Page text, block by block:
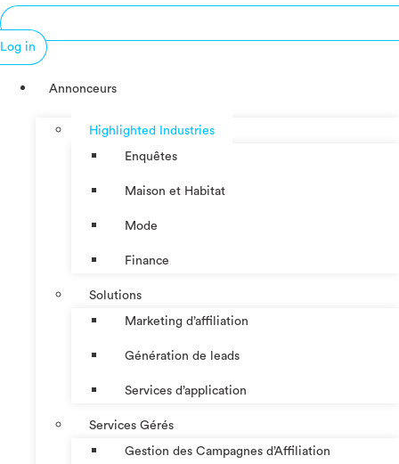
Log in
Annonceurs
Highlighted Industries
Enquêtes
Maison et Habitat
Mode
Finance
Solutions
Marketing d’affiliation
Génération de leads
Services d’application
Services Gérés
Gestion des Campagnes d’Affiliation​